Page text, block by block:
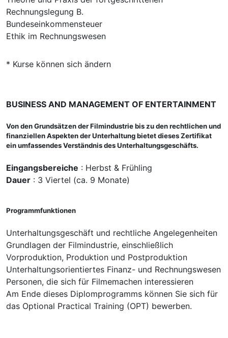
Rechnungslegung B.
Bundeseinkommensteuer
Ethik im Rechnungswesen
* Kurse können sich ändern
BUSINESS AND MANAGEMENT OF ENTERTAINMENT
Von den Grundsätzen der Filmindustrie bis zu den rechtlichen und
finanziellen Aspekten der Unterhaltung bietet dieses Zertifikat
ein umfassendes Verständnis des Unterhaltungsgeschäfts.
Eingangsbereiche : Herbst & Frühling
Dauer : 3 Viertel (ca. 9 Monate)
Programmfunktionen
Unterhaltungsgeschäft und rechtliche Angelegenheiten
Grundlagen der Filmindustrie, einschließlich
Vorproduktion, Produktion und Postproduktion
Unterhaltungsorientiertes Finanz- und Rechnungswesen
Personen, die sich für Filmemachen interessieren
Am Ende dieses Diplomprogramms können Sie sich für
das Optional Practical Training (OPT) bewerben.